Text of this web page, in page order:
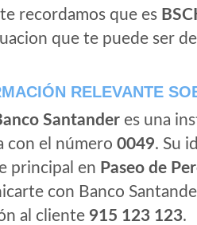
recordamos que es
que te puede ser
RELEVANTE
Santander es una
con el número 0049. Su
principal en Paseo de
con Banco
al cliente 915 123 123.